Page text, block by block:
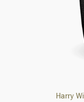
Harry